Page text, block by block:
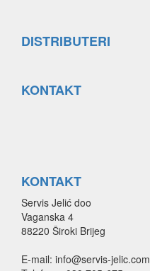
DISTRIBUTERI
KONTAKT
KONTAKT
Servis Jelić doo
Vaganska 4
88220 Široki Brijeg
E-mail: info@servis-jelic.com